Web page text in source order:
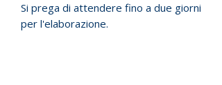
Si prega di attendere fino a due giorni
per l'elaborazione.